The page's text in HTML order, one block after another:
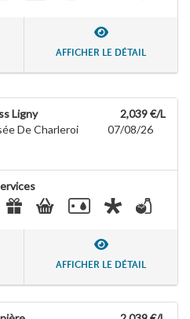
AFFICHER LE DÉTAIL
Ligny
De Charleroi
2,039 €/L
07/08/26
AFFICHER LE DÉTAIL